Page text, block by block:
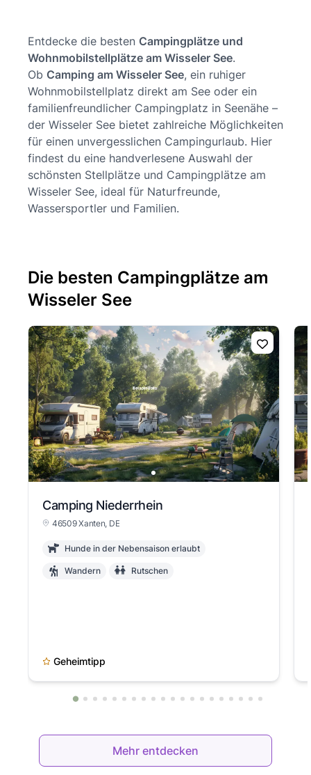
Entdecke die besten Campingplätze und
Wohnmobilstellplätze am Wisseler See.
Ob Camping am Wisseler See, ein ruhiger
Wohnmobilstellplatz direkt am See oder ein
familienfreundlicher Campingplatz in Seenähe –
der Wisseler See bietet zahlreiche Möglichkeiten
für einen unvergesslichen Campingurlaub. Hier
findest du eine handverlesene Auswahl der
schönsten Stellplätze und Campingplätze am
Wisseler See, ideal für Naturfreunde,
Wassersportler und Familien.
Die besten Campingplätze am
Wisseler See
Camping Niederrhein
46509 Xanten, DE
Hunde in der Nebensaison erlaubt
Wandern Rutschen
Geheimtipp
View slide 1
Mehr entdecken